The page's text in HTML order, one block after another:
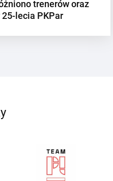
trenerów oraz
lecia PKPar